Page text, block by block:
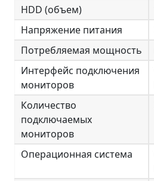
HDD (объем)
Напряжение питания
Потребляемая мощность
Интерфейс подключения
мониторов
Количество
подключаемых
мониторов
Операционная система